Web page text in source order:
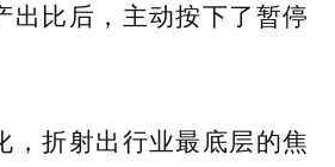
出比后，主动按下了暂停
，折射出行业最底层的焦